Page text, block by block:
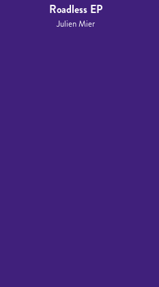
Roadless EP
Julien Mier